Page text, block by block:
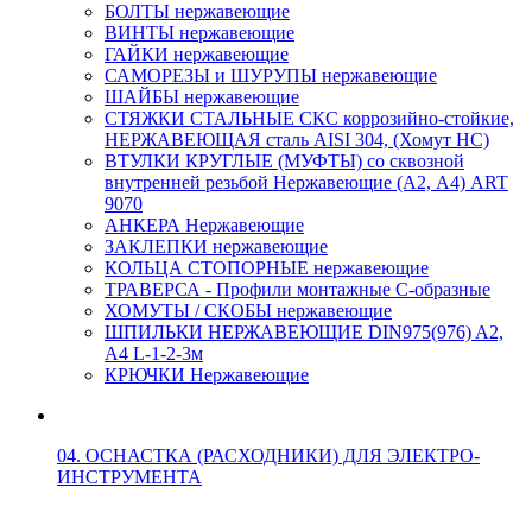
БОЛТЫ нержавеющие
ВИНТЫ нержавеющие
ГАЙКИ нержавеющие
САМОРЕЗЫ и ШУРУПЫ нержавеющие
ШАЙБЫ нержавеющие
СТЯЖКИ СТАЛЬНЫЕ СКС коррозийно-стойкие,
НЕРЖАВЕЮЩАЯ сталь AISI 304, (Хомут НС)
ВТУЛКИ КРУГЛЫЕ (МУФТЫ) со сквозной
внутренней резьбой Нержавеющие (А2, А4) ART
9070
АНКЕРА Нержавеющие
ЗАКЛЕПКИ нержавеющие
КОЛЬЦА СТОПОРНЫЕ нержавеющие
ТРАВЕРСА - Профили монтажные С-образные
ХОМУТЫ / СКОБЫ нержавеющие
ШПИЛЬКИ НЕРЖАВЕЮЩИЕ DIN975(976) A2,
А4 L-1-2-3м
КРЮЧКИ Нержавеющие
04. ОСНАСТКА (РАСХОДНИКИ) ДЛЯ ЭЛЕКТРО-
ИНСТРУМЕНТА